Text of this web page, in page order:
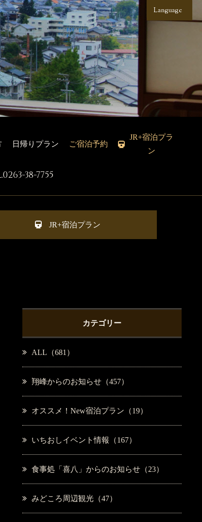
Language
日帰りプラン ご宿泊予約
JR+宿泊プラ
ン
38-7755
JR+宿泊プラン
カテゴリー
ALL（681）
翔峰からのお知らせ（457）
オススメ！New宿泊プラン（19）
いちおしイベント情報（167）
食事処「喜八」からのお知らせ（23）
みどころ周辺観光（47）